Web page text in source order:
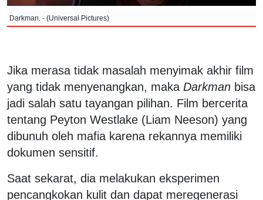
Darkman. - (Universal Pictures)
Jika merasa tidak masalah menyimak akhir film
yang tidak menyenangkan, maka Darkman bisa
jadi salah satu tayangan pilihan. Film bercerita
tentang Peyton Westlake (Liam Neeson) yang
dibunuh oleh mafia karena rekannya memiliki
dokumen sensitif.
Saat sekarat, dia melakukan eksperimen
pencangkokan kulit dan dapat meregenerasi